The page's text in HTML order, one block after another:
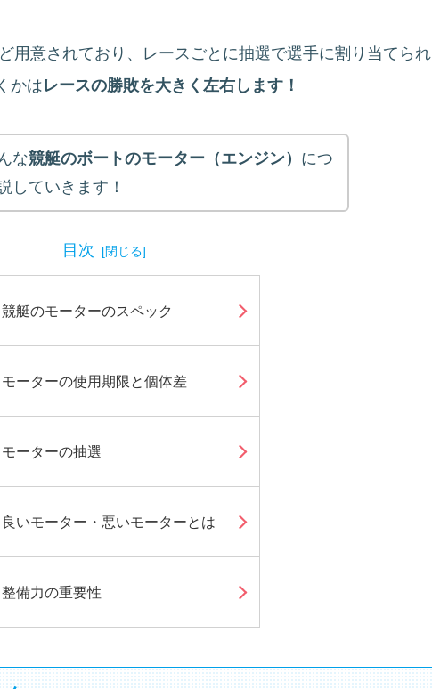
用意されており、レースごとに抽選で選手に割り当てられ
かはレースの勝敗を大きく左右します！
な競艇のボートのモーター（エンジン） につ
していきます！
目次
競艇のモーターのスペック
モーターの使用期限と個体差
モーターの抽選
良いモーター・悪いモーターとは
整備力の重要性